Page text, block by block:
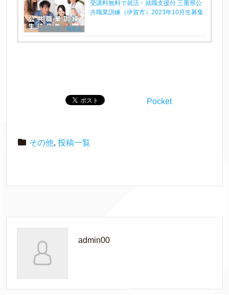
イベント・勉強会
受講料無料で就活・就職支援付 三重県公
共職業訓練（伊賀市）2023年10月生募集
Pocket
その他, 投稿一覧
admin00